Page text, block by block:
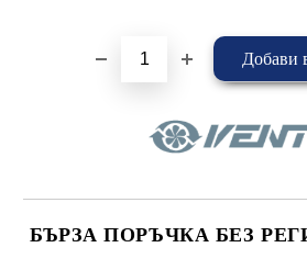
БЪРЗА ПОРЪЧКА БЕЗ